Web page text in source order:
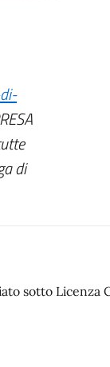
di
sotto Licenza